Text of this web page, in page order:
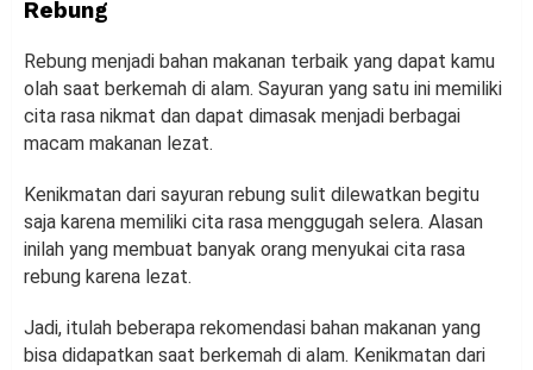
Rebung
Rebung menjadi bahan makanan terbaik yang dapat kamu
olah saat berkemah di alam. Sayuran yang satu ini memiliki
cita rasa nikmat dan dapat dimasak menjadi berbagai
macam makanan lezat.
Kenikmatan dari sayuran rebung sulit dilewatkan begitu
saja karena memiliki cita rasa menggugah selera. Alasan
inilah yang membuat banyak orang menyukai cita rasa
rebung karena lezat.
Jadi, itulah beberapa rekomendasi bahan makanan yang
bisa didapatkan saat berkemah di alam. Kenikmatan dari